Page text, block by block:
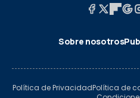
Sobre nosotros
Política de PrivacidadPolítica de